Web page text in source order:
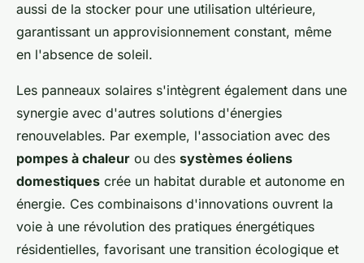
aussi de la stocker pour une utilisation ultérieure,
garantissant un approvisionnement constant, même
en l'absence de soleil.
Les panneaux solaires s'intègrent également dans une
synergie avec d'autres solutions d'énergies
renouvelables. Par exemple, l'association avec des
pompes à chaleur ou des systèmes éoliens
domestiques crée un habitat durable et autonome en
énergie. Ces combinaisons d'innovations ouvrent la
voie à une révolution des pratiques énergétiques
résidentielles, favorisant une transition écologique et